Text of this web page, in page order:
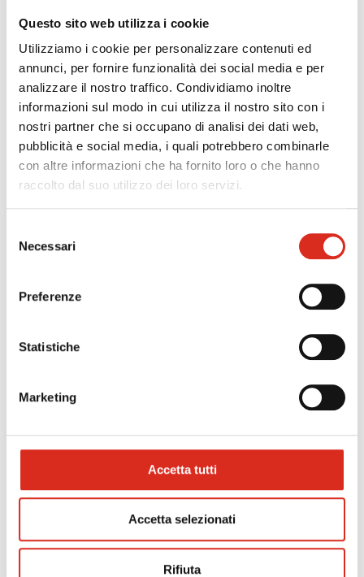
Questo sito web utilizza i cookie
Utilizziamo i cookie per personalizzare contenuti ed
annunci, per fornire funzionalità dei social media e per
analizzare il nostro traffico. Condividiamo inoltre
informazioni sul modo in cui utilizza il nostro sito con i
nostri partner che si occupano di analisi dei dati web,
pubblicità e social media, i quali potrebbero combinarle
con altre informazioni che ha fornito loro o che hanno
raccolto dal suo utilizzo dei loro servizi.
delNecessari
Preferenze
Statistiche
Marketing
Accetta tutti
Accetta selezionati
Rifiuta
debiti accertati a decorrere dall’01.07.2022. L’allarme si
accende in caso di esistenza di crediti affidati per la
riscossione, autodichiarati o definitivamente accertati,
scaduti da oltre 90 giorni superiori a:
€ 100.000 per imprese individuali;
€ 200.000 per società̀ di persone;
€ 500.000 per altre società̀.
Debiti per IVA scaduta: se il debito IVA scaduto e
non versato, risultante dalla liquidazione periodica, è
del volume d’affari del modello IVA relativo all’anno
precedente si attiva l’allarme. La soglia è rilevante in
segnalazione da parte dell’Agenzia delle entrate è
irregolarità e comunque non oltre 150 gg dal termine di
presentazione della liquidazione periodica.
Debiti per retribuzioni scaduti
da almeno 30
giorni pari a oltre la metà dell’ammontare complessivo
Debiti verso fornitori scaduti
di ammontare superiore a quello dei debiti non scaduti.
Esposizioni scadute o sconfinate nei
confronti delle banche e degli altri
intermediari finanziariscadute da più di 60 giorni